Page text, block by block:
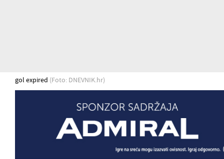
gol expired (Foto: DNEVNIK.hr)